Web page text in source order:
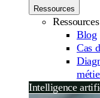
Ressources
Ressources
Blog
Cas
Intelligence